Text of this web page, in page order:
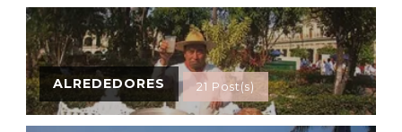
ALREDEDORES 21 Post(s)